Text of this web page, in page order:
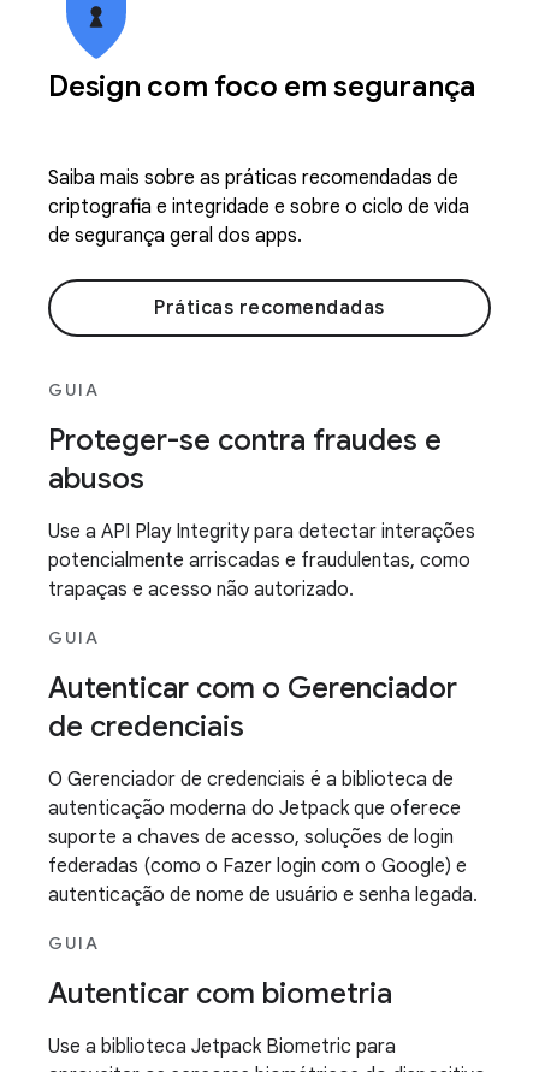
Design com foco em segurança
Saiba mais sobre as práticas recomendadas de
criptografia e integridade e sobre o ciclo de vida
de segurança geral dos apps.
Práticas recomendadas
GUIA
Proteger-se contra fraudes e
abusos
Use a API Play Integrity para detectar interações
potencialmente arriscadas e fraudulentas, como
trapaças e acesso não autorizado.
GUIA
Autenticar com o Gerenciador
de credenciais
O Gerenciador de credenciais é a biblioteca de
autenticação moderna do Jetpack que oferece
suporte a chaves de acesso, soluções de login
federadas (como o Fazer login com o Google) e
autenticação de nome de usuário e senha legada.
GUIA
Autenticar com biometria
Use a biblioteca Jetpack Biometric para